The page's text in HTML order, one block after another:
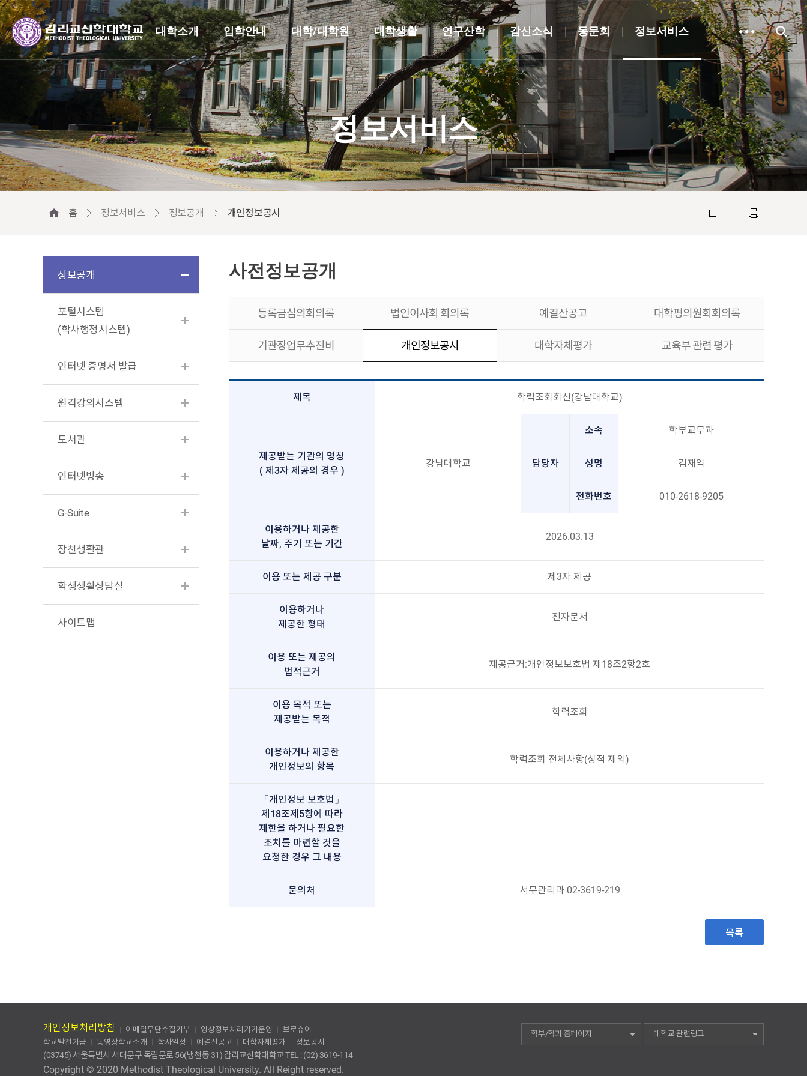
대학소개 입학안내 대학/대학원 대학생활 연구산학 감신소식 동문회 정보서비스
정보서비스
홈 정보서비스 정보공개 개인정보공시
정보공개
포털시스템
(학사행정시스템)
인터넷 증명서 발급
원격강의시스템
도서관
인터넷방송
G-Suite
장천생활관
학생생활상담실
사이트맵
사전정보공개
등록금심의회의록 법인이사회 회의록 예결산공고 대학평의원회회의록
기관장업무추진비 개인정보공시 대학자체평가 교육부 관련 평가
제목 학력조회회신(강남대학교)
제공받는 기관의 명칭
( 제3자 제공의 경우 )
강남대학교 담당자
소속 학부교무과
성명 김재익
전화번호 010-2618-9205
이용하거나 제공한
날짜, 주기 또는 기간
2026.03.13
이용 또는 제공 구분 제3자 제공
이용하거나
제공한 형태
전자문서
이용 또는 제공의
법적근거
제공근거:개인정보보호법 제18조2항2호
이용 목적 또는
제공받는 목적
학력조회
이용하거나 제공한
개인정보의 항목
학력조회 전체사항(성적 제외)
「개인정보 보호법」
제18조제5항에 따라
제한을 하거나 필요한
조치를 마련할 것을
요청한 경우 그 내용
문의처 서무관리과 02-3619-219
목록
학부/학과 홈페이지 대학교 관련링크
개인정보처리방침 이메일무단수집거부 영상정보처리기기운영
브로슈어
학교발전기금
동영상학교소개 학사일정 예결산공고 대학자체평가 정보공시
(03745) 서울특별시 서대문구 독립문로 56(냉천동 31) 감리교신학대학교 TEL : (02) 3619-114
Copyright © 2020 Methodist Theological University. All Reight reserved.